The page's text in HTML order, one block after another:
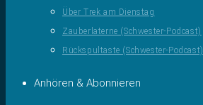
Über Trek am Dienstag
Zauberlaterne (Schwester-Podcast)
Rückspultaste (Schwester-Podcast)
Anhören & Abonnieren